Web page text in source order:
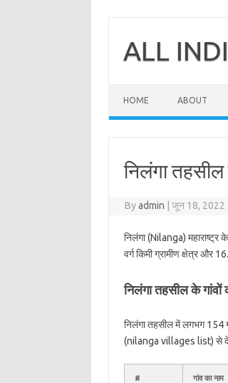
contentALL
HOME ABOUT
निलंगा तहसील
Byadmin जून 18, 2022
निलंगा (Nilanga) महाराष्ट्र के
वर्ग किमी ग्रामीण क्षेत्र और
निलंगा तहसील के
निलंगा तहसील में लगभग 154
(nilanga villages list) से
# गांव का नाम